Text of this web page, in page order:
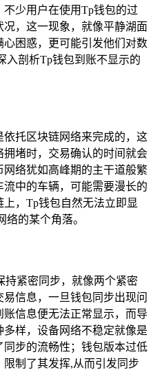
少用户在使用Tp钱包的过
，这一现象，就像平静湖面
困惑，更可能引发他们对数
入剖析Tp钱包到账不显示的
托区块链网络来完成的，这
堵时，交易确认的时间就会
络犹如高峰期的主干道般繁
中的车辆，可能需要漫长的
，Tp钱包自然无法立即显
的某个角落。
持紧密同步，就像两个紧密
信息，一旦钱包同步出现问
信息便无法正常显示，而导
样，设备网络不稳定就像是
步的流畅性；钱包版本过低
制了其发挥,从而引发同步